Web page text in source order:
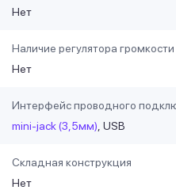
Нет
Наличие регулятора громкости
Нет
Интерфейс проводного
mini-jack (3,5мм) USB
Складная конструкция
Нет